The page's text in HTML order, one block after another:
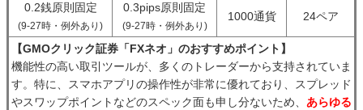
0.2銭原則固定
(9-27時・例外あり)
0.3pips原則固定
(9-27時・例外あり)
1000通貨 24ペア
【GMOクリック証券「FXネオ」のおすすめポイント】
機能性の高い取引ツールが、多くのトレーダーから支持されていま
す。特に、スマホアプリの操作性が非常に優れており、スプレッド
やスワップポイントなどのスペック面も申し分ないため、 あらゆる